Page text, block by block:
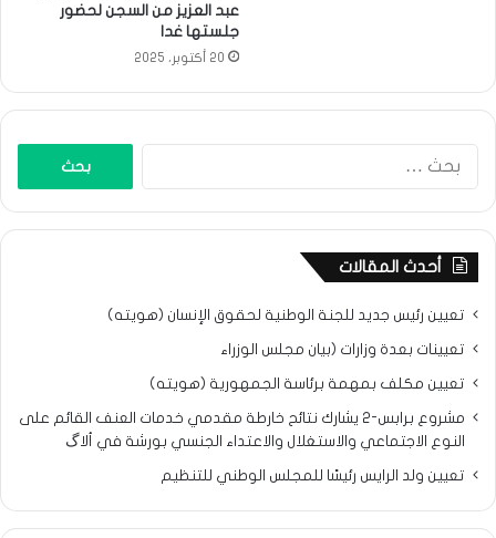
عبد العزيز من السجن لحضور
جلستها غدا
20 أكتوبر، 2025
أحدث المقالات
تعيين رئيس جديد للجنة الوطنية لحقوق الإنسان (هويته)
تعيينات بعدة وزارات (بيان مجلس الوزراء
تعيين مكلف بمهمة برئاسة الجمهورية (هويته)
مشروع برابس-2 يشارك نتائح خارطة مقدمي خدمات العنف القائم على
النوع الاجتماعي والاستغلال والاعتداء الجنسي بورشة في ألاگ
تعيين ولد الرايس رئيسًا للمجلس الوطني للتنظيم